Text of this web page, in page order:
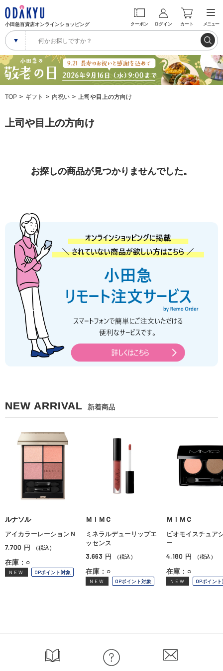
小田急百貨店オンラインショッピング クーポン ログイン カート メニュー
TOP ギフト 内祝い 上司や目上の方向け
上司や目上の方向け
お探しの商品が見つかりませんでした。
NEW ARRIVAL 新着商品
ルナソル
アイカラーレーションＮ
7,700 円 （税込）
在庫：○
NEW OPポイント対象
ＭｉＭＣ
ミネラルデューリップエ
ッセンス
3,663 円 （税込）
在庫：○
NEW OPポイント対象
ＭｉＭＣ
ビオモイスチュア
ー
4,180 円 （税込）
在庫：○
NEW OPポイン